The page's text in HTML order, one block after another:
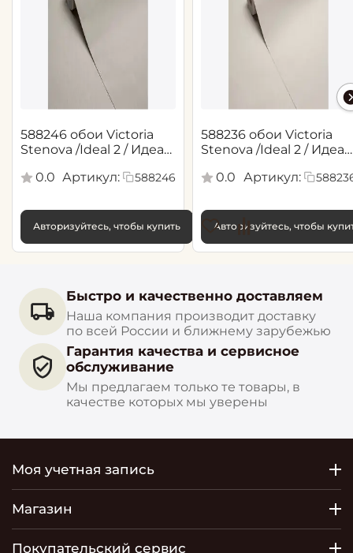
588246 обои Victoria
Stenova /Ideal 2 / Идеал
0.0 Артикул: 588246
Авторизуйтесь, чтобы купить
588236 обои Victoria
Stenova /Ideal 2 / Идеал
0.0
Артикул:
Авторизуйтесь, чтобы
Быстро и качественно доставляем
Наша компания производит доставку
по всей России и ближнему зарубежью
Гарантия качества и сервисное
обслуживание
Мы предлагаем только те товары, в
качестве которых мы уверены
Моя учетная запись
Магазин
Покупательский сервис